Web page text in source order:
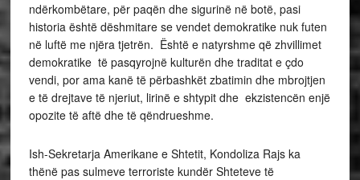
ndërkombëtare, për paqën dhe sigurinë në botë, pasi
historia është dëshmitare se vendet demokratike nuk futen
në luftë me njëra tjetrën. Është e natyrshme që zhvillimet
demokratike të pasqyrojnë kulturën dhe traditat e çdo
vendi, por ama kanë të përbashkët zbatimin dhe mbrojtjen
e të drejtave të njeriut, lirinë e shtypit dhe ekzistencën enjë
opozite të aftë dhe të qëndrueshme.
Ish-Sekretarja Amerikane e Shtetit, Kondoliza Rajs ka
thënë pas sulmeve terroriste kundër Shteteve të